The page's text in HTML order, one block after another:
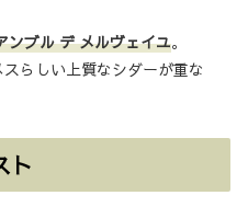
ンブル デ メルヴェイユ。
らしい上質なシダーが重な
ト